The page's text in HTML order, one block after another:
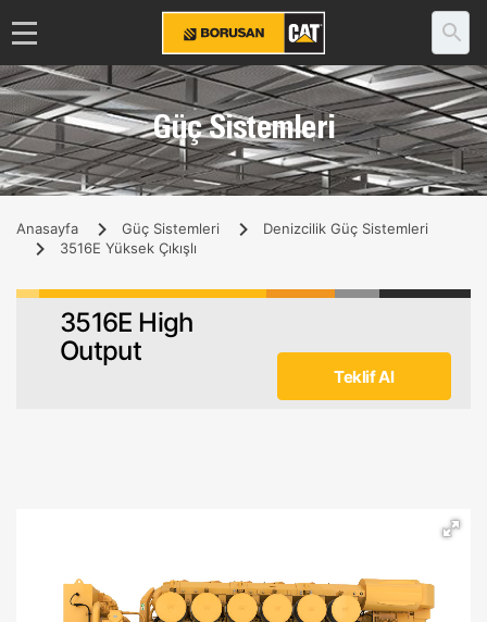
Güç Sistemleri
Anasayfa Güç Sistemleri
Denizcilik Güç Sistemleri
3516E Yüksek Çıkışlı
3516E High
Output
Teklif Al